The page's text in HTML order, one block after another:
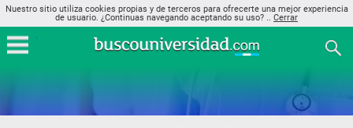
Nuestro sitio utiliza cookies propias y de terceros para ofrecerte una mejor experiencia
de usuario. ¿Continuas navegando aceptando su uso? .. Cerrar